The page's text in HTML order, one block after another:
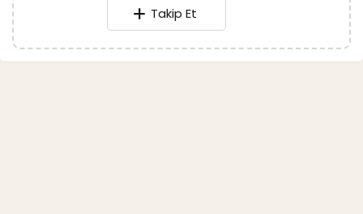
Takip Et